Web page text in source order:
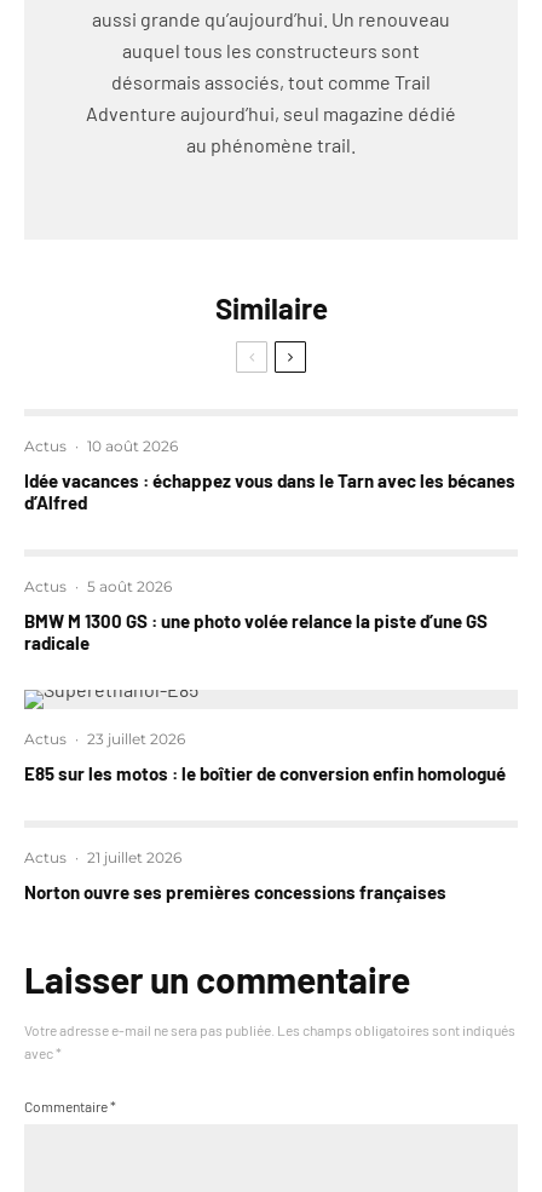
aussi grande qu’aujourd’hui. Un renouveau
auquel tous les constructeurs sont
désormais associés, tout comme Trail
Adventure aujourd’hui, seul magazine dédié
au phénomène trail.
Similaire
Actus · 10 août 2026
Idée vacances : échappez vous dans le Tarn avec les bécanes
d’Alfred
Actus · 5 août 2026
BMW M 1300 GS : une photo volée relance la piste d’une GS
radicale
Actus · 23 juillet 2026
E85 sur les motos : le boîtier de conversion enfin homologué
Actus · 21 juillet 2026
Norton ouvre ses premières concessions françaises
Laisser un commentaire
Votre adresse e-mail ne sera pas publiée. Les champs obligatoires sont indiqués
avec *
Commentaire*